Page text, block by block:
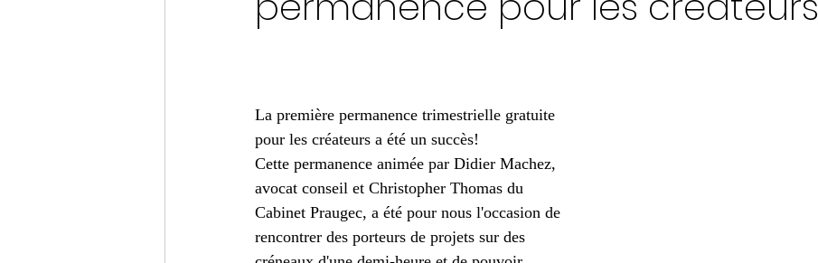
La première permanence trimestrielle gratuite
pour les créateurs a été un succès!
Cette permanence animée par Didier Machez,
avocat conseil et Christopher Thomas du
Cabinet Praugec, a été pour nous l'occasion de
rencontrer des porteurs de projets sur des